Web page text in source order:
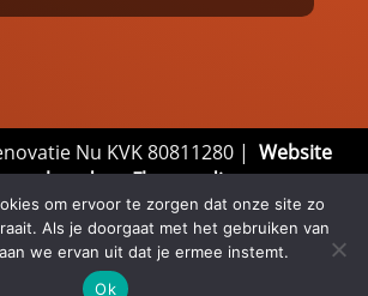
Nu KVK 80811280 | Website
maken door Flexamedia
|Disclaimer| Algemene
Voorwaarden
om ervoor te zorgen dat onze site zo
Als je doorgaat met het gebruiken van
we ervan uit dat je ermee instemt.
Ok